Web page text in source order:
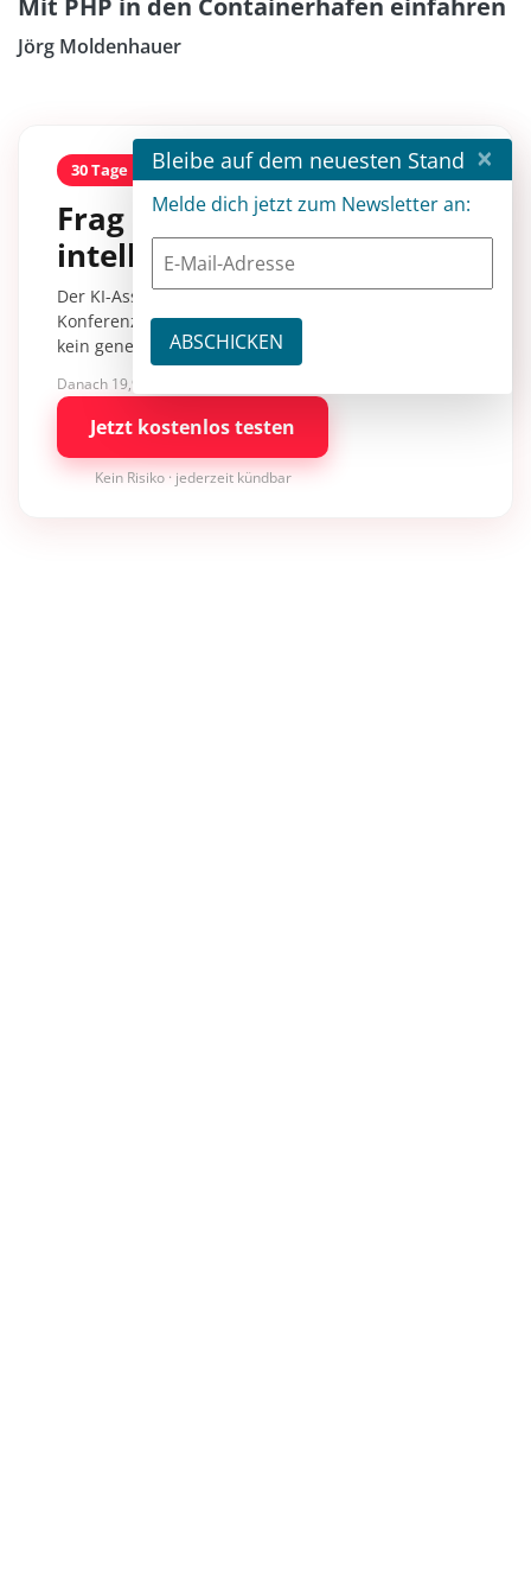
Jörg Moldenhauer
30 Tage kostenlos
Frag entwickler
intelligence.
Der KI-Assistent mit über 30.000 Inhalten aus
Konferenzsessions, Fachartikeln und Tutorials –
kein generisches KI-Wissen.
Danach 19,90 €/Monat mit entwickler.de BASIC
Jetzt kostenlos testen
Kein Risiko · jederzeit kündbar
Bleibe auf dem neuesten Stand ×
Melde dich jetzt zum Newsletter an: